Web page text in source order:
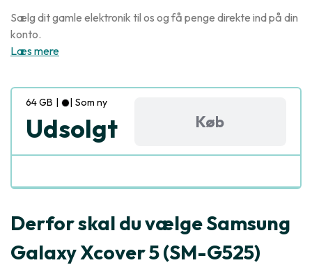
Sælg dit gamle elektronik til os og få penge direkte ind på din
konto.
Læs mere
64 GB | | Som ny
Udsolgt Køb
Derfor skal du vælge Samsung
Galaxy Xcover 5 (SM-G525)